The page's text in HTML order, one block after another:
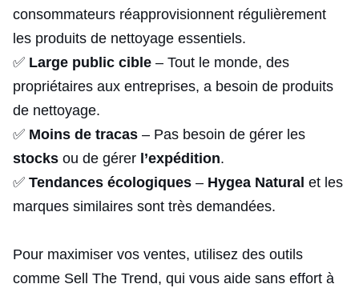
consommateurs réapprovisionnent régulièrement
les produits de nettoyage essentiels.
✅ Large public cible – Tout le monde, des
propriétaires aux entreprises, a besoin de produits
de nettoyage.
✅ Moins de tracas – Pas besoin de gérer les
stocks ou de gérer l’expédition.
✅ Tendances écologiques – Hygea Natural et les
marques similaires sont très demandées.
Pour maximiser vos ventes, utilisez des outils
comme Sell The Trend, qui vous aide sans effort à